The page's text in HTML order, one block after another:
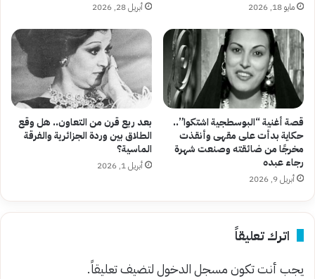
مايو 18, 2026 أبريل 28, 2026
قصة أغنية “البوسطجية اشتكوا”..
حكاية بدأت على مقهى وأنقذت
مخرجًا من ضائقته وصنعت شهرة
رجاء عبده
أبريل 9, 2026
بعد ربع قرن من التعاون.. هل وقع
الطلاق بين وردة الجزائرية والفرقة
الماسية؟
أبريل 1, 2026
اترك تعليقاً
يجب أنت تكونمسجل الدخوللتضيف تعليقاً.